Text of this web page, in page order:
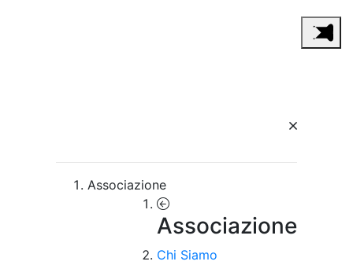
Associazione
Associazione
Chi Siamo